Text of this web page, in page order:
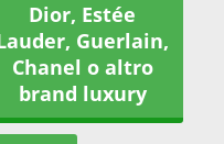
Dior, Estée
Guerlain,
Chanel o altro
brand luxury